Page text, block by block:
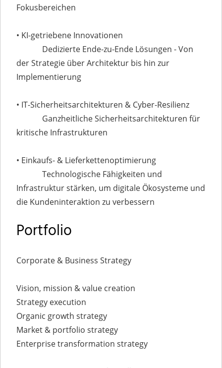
Fokusbereichen
• KI-getriebene Innovationen
Dedizierte Ende-zu-Ende Lösungen - Von
der Strategie über Architektur bis hin zur
Implementierung
• IT-Sicherheitsarchitekturen & Cyber-Resilienz
Ganzheitliche Sicherheitsarchitekturen für
kritische Infrastrukturen
• Einkaufs- & Lieferkettenoptimierung
Technologische Fähigkeiten und
Infrastruktur stärken, um digitale Ökosysteme und
die Kundeninteraktion zu verbessern
Portfolio
Corporate & Business Strategy
Vision, mission & value creation
Strategy execution
Organic growth strategy
Market & portfolio strategy
Enterprise transformation strategy